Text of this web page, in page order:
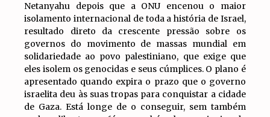
Netanyahu depois que a ONU encenou o maior
isolamento internacional de toda a história de Israel,
resultado direto da crescente pressão sobre os
governos do movimento de massas mundial em
solidariedade ao povo palestiniano, que exige que
eles isolem os genocidas e seus cúmplices. O plano é
apresentado quando expira o prazo que o governo
israelita deu às suas tropas para conquistar a cidade
de Gaza. Está longe de o conseguir, sem também